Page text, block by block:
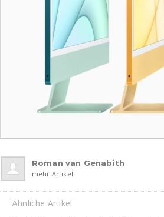
Roman van Genabith
mehr Artikel
Ähnliche Artikel